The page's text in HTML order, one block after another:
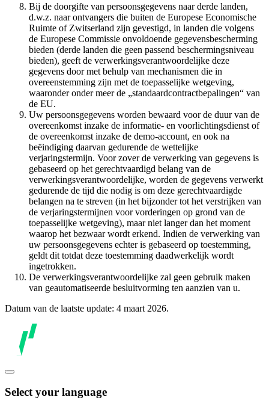
Bij de doorgifte van persoonsgegevens naar derde landen,
d.w.z. naar ontvangers die buiten de Europese Economische
Ruimte of Zwitserland zijn gevestigd, in landen die volgens
de Europese Commissie onvoldoende gegevensbescherming
bieden (derde landen die geen passend beschermingsniveau
bieden), geeft de verwerkingsverantwoordelijke deze
gegevens door met behulp van mechanismen die in
overeenstemming zijn met de toepasselijke wetgeving,
waaronder onder meer de „standaardcontractbepalingen“ van
de EU.
Uw persoonsgegevens worden bewaard voor de duur van de
overeenkomst inzake de informatie- en voorlichtingsdienst of
de overeenkomst inzake de demo-account, en ook na
beëindiging daarvan gedurende de wettelijke
verjaringstermijn. Voor zover de verwerking van gegevens is
gebaseerd op het gerechtvaardigd belang van de
verwerkingsverantwoordelijke, worden de gegevens verwerkt
gedurende de tijd die nodig is om deze gerechtvaardigde
belangen na te streven (in het bijzonder tot het verstrijken van
de verjaringstermijnen voor vorderingen op grond van de
toepasselijke wetgeving), maar niet langer dan het moment
waarop het bezwaar wordt erkend. Indien de verwerking van
uw persoonsgegevens echter is gebaseerd op toestemming,
geldt dit totdat deze toestemming daadwerkelijk wordt
ingetrokken.
De verwerkingsverantwoordelijke zal geen gebruik maken
van geautomatiseerde besluitvorming ten aanzien van u.
Datum van de laatste update: 4 maart 2026.
Select your language